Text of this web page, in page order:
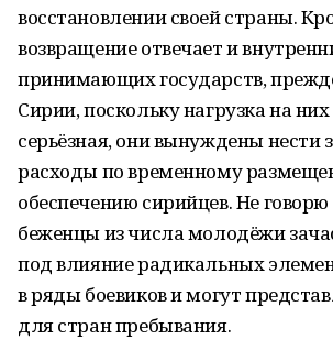
восстановлении своей страны.
возвращение отвечает и
принимающих государств,
Сирии, поскольку нагрузка на
серьёзная, они вынуждены нести
расходы по временному
обеспечению сирийцев. Не
беженцы из числа молодёжи
под влияние радикальных
в ряды боевиков и могут
для стран пребывания.